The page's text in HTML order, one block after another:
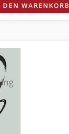
DEN WARENKORB